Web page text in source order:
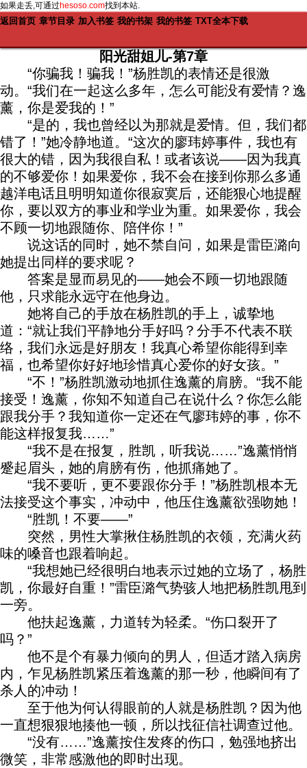
如果走丢,可通过hesoso.com找到本站.
返回首页 章节目录 加入书签 我的书架 我的书签 TXT全本下载
阳光甜姐儿-第7章
“你骗我！骗我！”杨胜凯的表情还是很激
动。“我们在一起这么多年，怎么可能没有爱情？逸
薰，你是爱我的！”
“是的，我也曾经以为那就是爱情。但，我们都
错了！”她冷静地道。“这次的廖玮婷事件，我也有
很大的错，因为我很自私！或者该说——因为我真
的不够爱你！如果爱你，我不会在接到你那么多通
越洋电话且明明知道你很寂寞后，还能狠心地提醒
你，要以双方的事业和学业为重。如果爱你，我会
不顾一切地跟随你、陪伴你！”
说这话的同时，她不禁自问，如果是雷臣潞向
她提出同样的要求呢？
答案是显而易见的——她会不顾一切地跟随
他，只求能永远守在他身边。
她将自己的手放在杨胜凯的手上，诚挚地
道：“就让我们平静地分手好吗？分手不代表不联
络，我们永远是好朋友！我真心希望你能得到幸
福，也希望你好好地珍惜真心爱你的好女孩。”
“不！”杨胜凯激动地抓住逸薰的肩膀。“我不能
接受！逸薰，你知不知道自己在说什么？你怎么能
跟我分手？我知道你一定还在气廖玮婷的事，你不
能这样报复我……”
“我不是在报复，胜凯，听我说……”逸薰悄悄
蹙起眉头，她的肩膀有伤，他抓痛她了。
“我不要听，更不要跟你分手！”杨胜凯根本无
法接受这个事实，冲动中，他压住逸薰欲强吻她！
“胜凯！不要——”
突然，男性大掌揪住杨胜凯的衣领，充满火药
味的嗓音也跟着响起。
“我想她已经很明白地表示过她的立场了，杨胜
凯，你最好自重！”雷臣潞气势骇人地把杨胜凯甩到
一旁。
他扶起逸薰，力道转为轻柔。“伤口裂开了
吗？”
他不是个有暴力倾向的男人，但适才踏入病房
内，乍见杨胜凯紧压着逸薰的那一秒，他瞬间有了
杀人的冲动！
至于他为何认得眼前的人就是杨胜凯？因为他
一直想狠狠地揍他一顿，所以找征信社调查过他。
“没有……”逸薰按住发疼的伤口，勉强地挤出
微笑，非常感激他的即时出现。